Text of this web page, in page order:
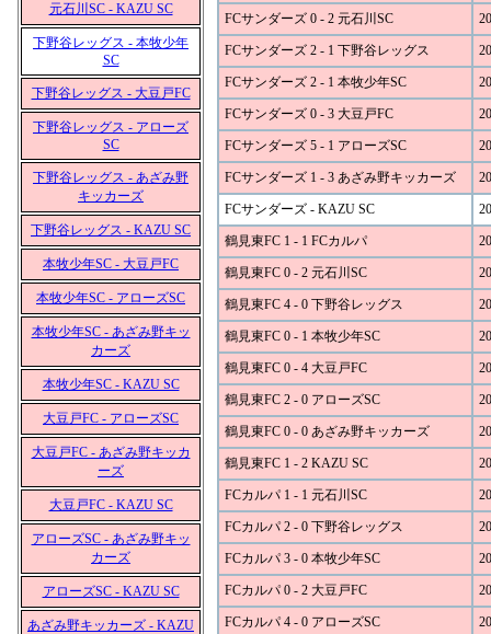
元石川SC - KAZU SC
下野谷レッグス - 本牧少年
SC
下野谷レッグス - 大豆戸FC
下野谷レッグス - アローズ
SC
下野谷レッグス - あざみ野
キッカーズ
下野谷レッグス - KAZU SC
本牧少年SC - 大豆戸FC
本牧少年SC - アローズSC
本牧少年SC - あざみ野キッ
カーズ
本牧少年SC - KAZU SC
大豆戸FC - アローズSC
大豆戸FC - あざみ野キッカ
ーズ
大豆戸FC - KAZU SC
アローズSC - あざみ野キッ
カーズ
アローズSC - KAZU SC
あざみ野キッカーズ - KAZU
FCサンダーズ 0 - 2 元石川SC
FCサンダーズ 2 - 1 下野谷レッグス
FCサンダーズ 2 - 1 本牧少年SC
FCサンダーズ 0 - 3 大豆戸FC
FCサンダーズ 5 - 1 アローズSC
FCサンダーズ 1 - 3 あざみ野キッカーズ
FCサンダーズ - KAZU SC
鶴見東FC 1 - 1 FCカルパ
鶴見東FC 0 - 2 元石川SC
鶴見東FC 4 - 0 下野谷レッグス
鶴見東FC 0 - 1 本牧少年SC
鶴見東FC 0 - 4 大豆戸FC
鶴見東FC 2 - 0 アローズSC
鶴見東FC 0 - 0 あざみ野キッカーズ
鶴見東FC 1 - 2 KAZU SC
FCカルパ 1 - 1 元石川SC
FCカルパ 2 - 0 下野谷レッグス
FCカルパ 3 - 0 本牧少年SC
FCカルパ 0 - 2 大豆戸FC
FCカルパ 4 - 0 アローズSC